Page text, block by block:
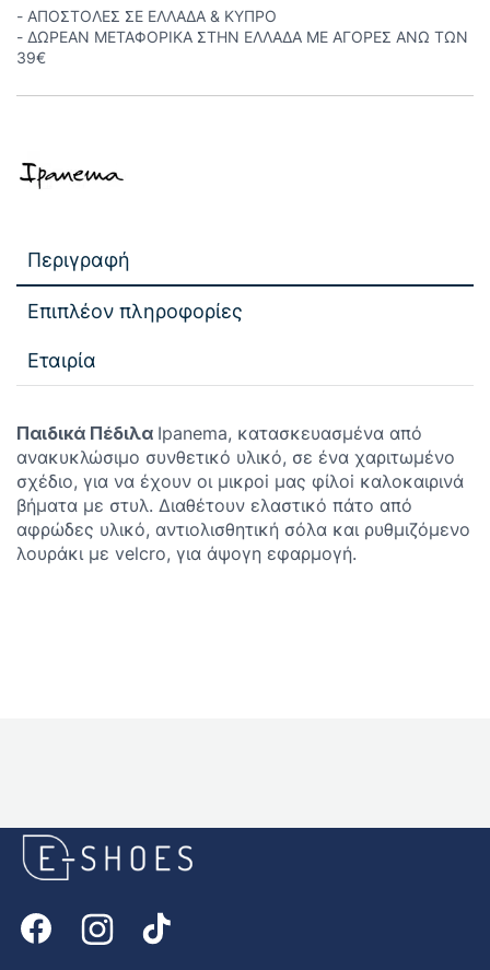
- ΑΠΟΣΤΟΛΕΣ ΣΕ ΕΛΛΑΔΑ & ΚΥΠΡΟ
- ΔΩΡΕΑΝ ΜΕΤΑΦΟΡΙΚΑ ΣΤΗΝ ΕΛΛΑΔΑ ΜΕ ΑΓΟΡΕΣ ΑΝΩ ΤΩΝ
39€
Περιγραφή
Επιπλέον πληροφορίες
Εταιρία
Παιδικά Πέδιλα Ipanema, κατασκευασμένα από
ανακυκλώσιμο συνθετικό υλικό, σε ένα χαριτωμένο
σχέδιο, για να έχουν οι μικρoi μας φίλoi καλοκαιρινά
βήματα με στυλ. Διαθέτουν ελαστικό πάτο από
αφρώδες υλικό, αντιολισθητική σόλα και ρυθμιζόμενο
λουράκι με velcro, για άψογη εφαρμογή.